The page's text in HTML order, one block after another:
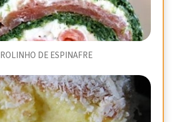
ROLINHO DE ESPINAFRE